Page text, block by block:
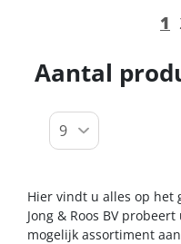
1
Aantal
Hier vindt u alles op het
Jong & Roos BV
mogelijk assortiment